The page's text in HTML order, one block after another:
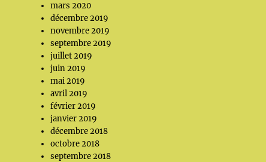
mars 2020
décembre 2019
novembre 2019
septembre 2019
juillet 2019
juin 2019
mai 2019
avril 2019
février 2019
janvier 2019
décembre 2018
octobre 2018
septembre 2018